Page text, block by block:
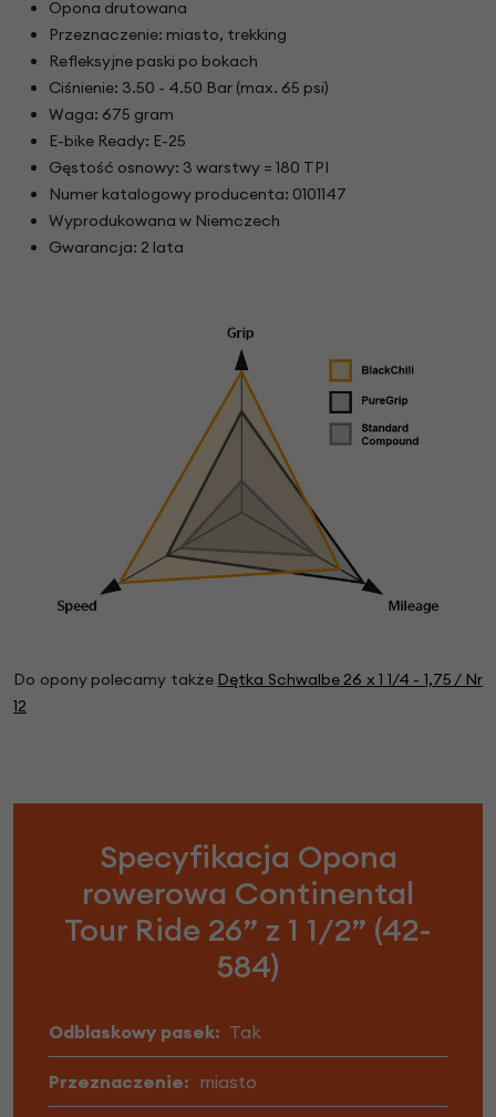
Opona drutowana
Przeznaczenie: miasto, trekking
Refleksyjne paski po bokach
Ciśnienie: 3.50 - 4.50 Bar (max. 65 psi)
Waga: 675 gram
E-bike Ready: E-25
Gęstość osnowy: 3 warstwy = 180 TPI
Numer katalogowy producenta: 0101147
Wyprodukowana w Niemczech
Gwarancja: 2 lata
Do opony polecamy także Dętka Schwalbe 26 x 1 1/4 - 1,75 / Nr
12
Specyfikacja Opona
rowerowa Continental
Tour Ride 26” z 1 1/2” (42-
584)
Odblaskowy pasek: Tak
Przeznaczenie: miasto